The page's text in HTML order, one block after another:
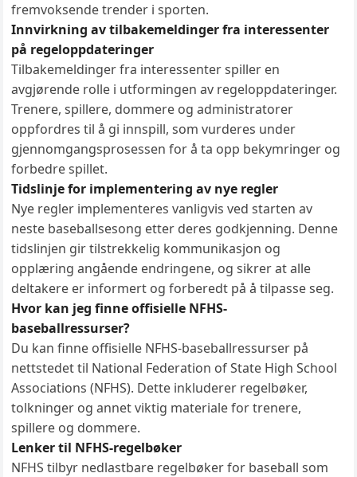
fremvoksende trender i sporten.
Innvirkning av tilbakemeldinger fra interessenter
på regeloppdateringer
Tilbakemeldinger fra interessenter spiller en
avgjørende rolle i utformingen av regeloppdateringer.
Trenere, spillere, dommere og administratorer
oppfordres til å gi innspill, som vurderes under
gjennomgangsprosessen for å ta opp bekymringer og
forbedre spillet.
Tidslinje for implementering av nye regler
Nye regler implementeres vanligvis ved starten av
neste baseballsesong etter deres godkjenning. Denne
tidslinjen gir tilstrekkelig kommunikasjon og
opplæring angående endringene, og sikrer at alle
deltakere er informert og forberedt på å tilpasse seg.
Hvor kan jeg finne offisielle NFHS-
baseballressurser?
Du kan finne offisielle NFHS-baseballressurser på
nettstedet til National Federation of State High School
Associations (NFHS). Dette inkluderer regelbøker,
tolkninger og annet viktig materiale for trenere,
spillere og dommere.
Lenker til NFHS-regelbøker
NFHS tilbyr nedlastbare regelbøker for baseball som